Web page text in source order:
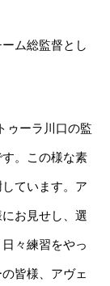
ム総監督とし
ゥーラ川口の監
。この様な素
ています。ア
お見せし、選
々練習をやっ
皆様、アヴェ